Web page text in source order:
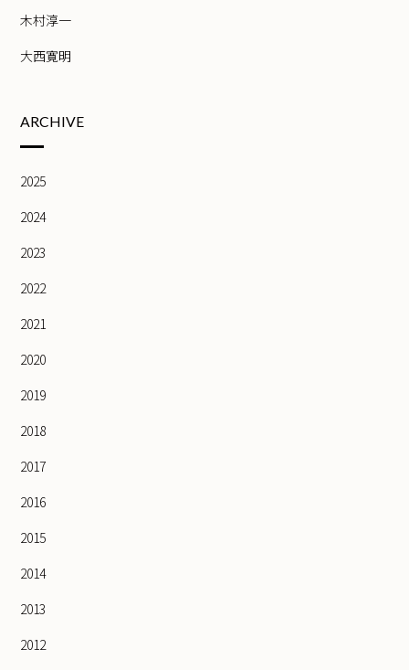
木村淳一
大西寛明
ARCHIVE
2025
2024
2023
2022
2021
2020
2019
2018
2017
2016
2015
2014
2013
2012